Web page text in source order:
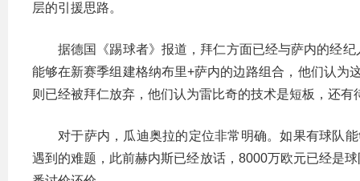
层的引援思路。
据德国《踢球者》报道，拜仁方面已经与萨内的经
能够在新赛季组建格纳布里+萨内的边路组合，他们认为
则已经被拜仁放弃，他们认为雷比奇的技术是短板，还有
对于萨内，瓜迪奥拉的定位非常明确。如果有球队
遇到的难题，此前赫内斯已经放话，8000万欧元已经是